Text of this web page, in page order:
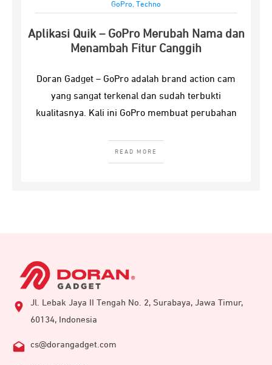
GoPro, Techno
Aplikasi Quik – GoPro Merubah Nama dan
Menambah Fitur Canggih
Doran Gadget – GoPro adalah brand action cam
yang sangat terkenal dan sudah terbukti
kualitasnya. Kali ini GoPro membuat perubahan
READ MORE
Jl. Lebak Jaya II Tengah No. 2, Surabaya, Jawa Timur,
60134, Indonesia
cs@dorangadget.com